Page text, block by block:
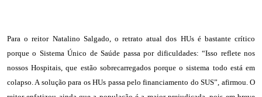
Para o reitor Natalino Salgado, o retrato atual dos HUs é bastante crítico
porque o Sistema Único de Saúde passa por dificuldades: “Isso reflete nos
nossos Hospitais, que estão sobrecarregados porque o sistema todo está em
colapso. A solução para os HUs passa pelo financiamento do SUS”, afirmou. O